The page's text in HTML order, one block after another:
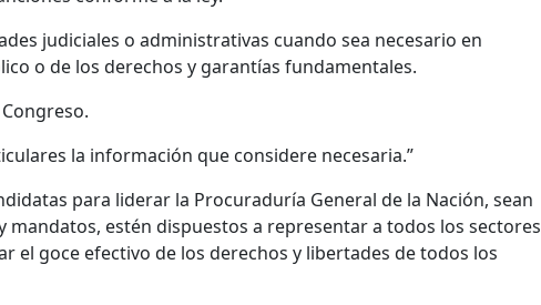
judiciales o administrativas cuando sea necesario en
o de los derechos y garantías fundamentales.
la información que considere necesaria.”
para liderar la Procuraduría General de la Nación, sean
estén dispuestos a representar a todos los sectores
el goce efectivo de los derechos y libertades de todos los